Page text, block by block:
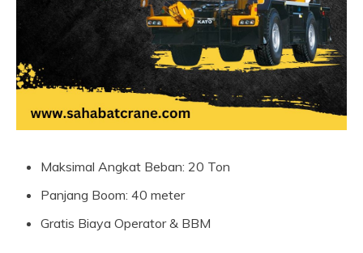
Maksimal Angkat Beban: 20 Ton
Panjang Boom: 40 meter
Gratis Biaya Operator & BBM